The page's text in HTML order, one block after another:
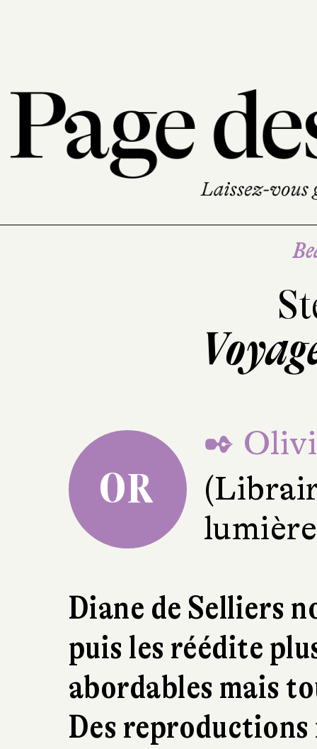
OR
✒
Diane de Selliers
puis les réédite
abordables mais
Des